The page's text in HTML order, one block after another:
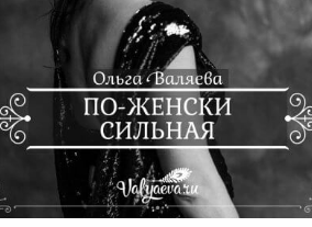
По-Женски Сильная